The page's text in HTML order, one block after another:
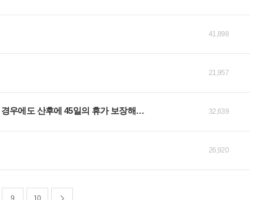
41,898
21,957
출산이 예정보다 늦어져 산전휴가가 45일을 초과하는 경우에도 산후에 45일의 휴가 보장해야 하나요 32,639
26,920
9 10